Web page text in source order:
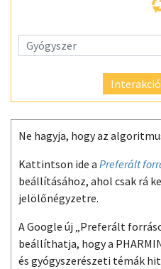
Ne hagyja, hogy az
Kattintson ide a Preferált
beállításához, ahol csak rá
jelölőnégyzetre.
A Google új „Preferált
beállíthatja, hogy a
és gyógyszerészeti témák